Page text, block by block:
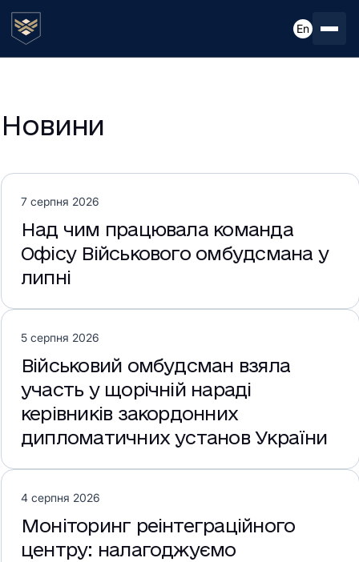
En
Новини
7 серпня 2026
Над чим працювала команда
Офісу Військового омбудсмана у
липні
5 серпня 2026
Військовий омбудсман взяла
участь у щорічній нараді
керівників закордонних
дипломатичних установ України
4 серпня 2026
Моніторинг реінтеграційного
центру: налагоджуємо